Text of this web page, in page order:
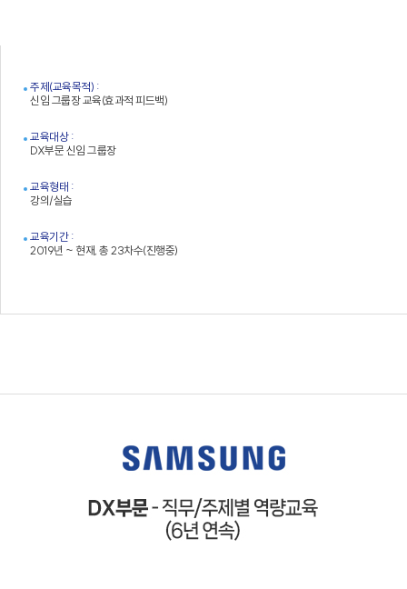
주제(교육목적) :
신임 그룹장 교육(효과적 피드백)
교육대상 :
DX부문 신임 그룹장
교육형태 :
강의/실습
교육기간 :
2019년 ~ 현재, 총 23차수(진행중)